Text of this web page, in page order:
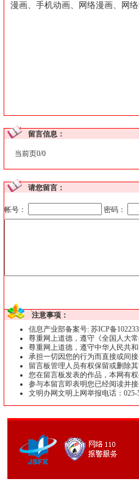
漫画、手机动画、网络漫画、网
留言信息：
当前页0/0
请您留言：
帐号： 密码：
注意事项：
信息产业部备案号: 苏ICP备
尊重网上道德，遵守《全国人大
尊重网上道德，遵守中华人民共
承担一切因您的行为而直接或间
留言板管理人员有权保留或删除
您在留言板发表的作品，本网有
参与本留言即表明您已经阅读并
文明办网文明上网举报电话：025-